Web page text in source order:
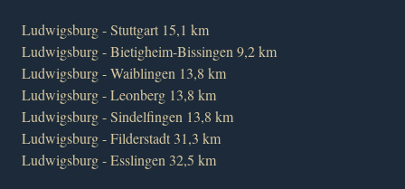
Ludwigsburg - Stuttgart 15,1 km
Ludwigsburg - Bietigheim-Bissingen 9,2 km
Ludwigsburg - Waiblingen 13,8 km
Ludwigsburg - Leonberg 13,8 km
Ludwigsburg - Sindelfingen 13,8 km
Ludwigsburg - Filderstadt 31,3 km
Ludwigsburg - Esslingen 32,5 km